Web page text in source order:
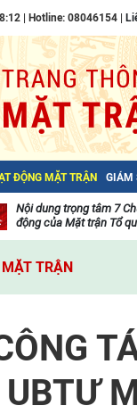
| Hotline: 08046154 |
ĐỘNG MẶT TRẬN GIÁM
Nội dung trọng tâm 7
động của Mặt trận Tổ
TRẬN